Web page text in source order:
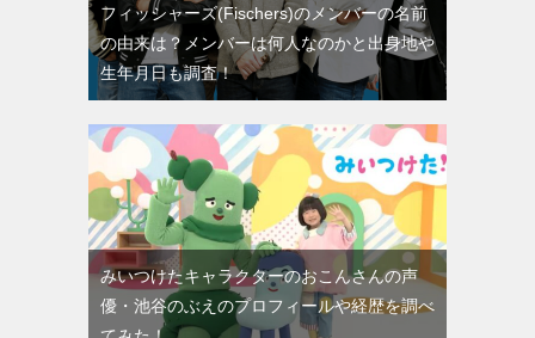
フィッシャーズ(Fischers)のメンバーの名前
の由来は？メンバーは何人なのかと出身地や
生年月日も調査！
みいつけたキャラクターのおこんさんの声
優・池谷のぶえのプロフィールや経歴を調べ